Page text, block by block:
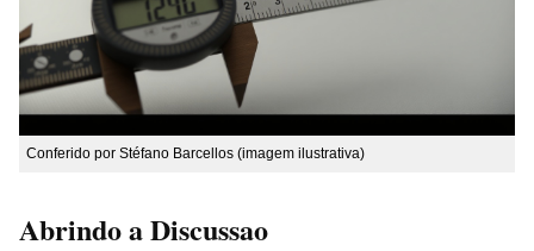
Conferido por Stéfano Barcellos (imagem ilustrativa)
Abrindo a Discussao